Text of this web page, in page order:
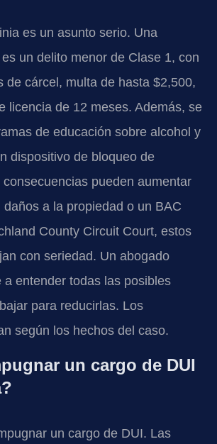
es un asunto serio. Una
un delito menor de Clase 1, con
de cárcel, multa de hasta $2,500,
licencia de 12 meses. Además, se
de educación sobre alcohol y
dispositivo de bloqueo de
pueden aumentar
a la propiedad o un BAC
County Circuit Court, estos
con seriedad. Un abogado
a entender todas las posibles
para reducirlas. Los
según los hechos del caso.
un cargo de DUI
un cargo de DUI. Las